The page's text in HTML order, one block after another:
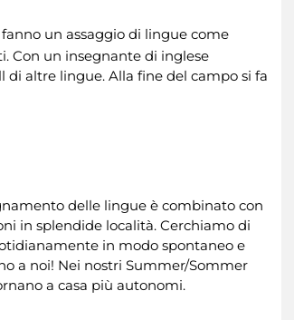
un assaggio di lingue come
Con un insegnante di inglese
altre lingue. Alla fine del campo si fa
delle lingue è combinato con
in splendide località. Cerchiamo di
in modo spontaneo e
a noi! Nei nostri Summer/Sommer
a casa più autonomi.